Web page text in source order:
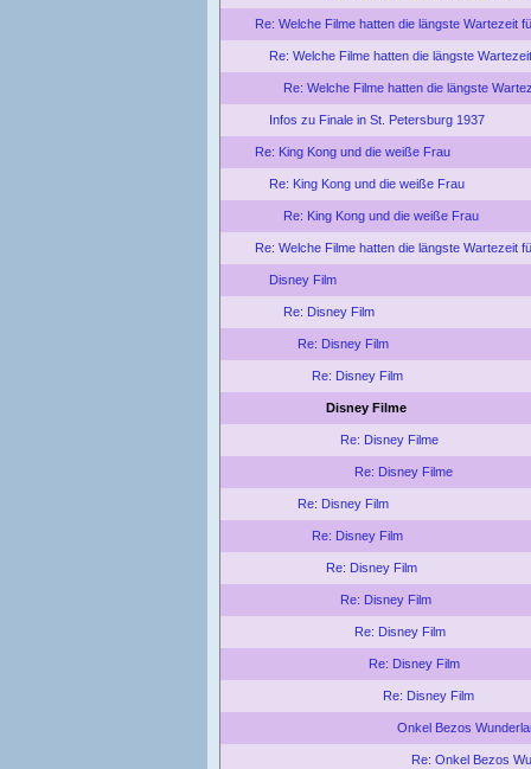
Re: Welche Filme hatten die längste Wartezeit
Re: Welche Filme hatten die längste
Re: Welche Filme hatten die längste
Infos zu Finale in St. Petersburg 1937
Re: King Kong und die weiße Frau
Re: King Kong und die weiße Frau
Re: King Kong und die weiße Frau
Re: Welche Filme hatten die längste Wartezeit
Disney Film
Re: Disney Film
Re: Disney Film
Re: Disney Film
Disney Filme
Re: Disney Filme
Re: Disney Filme
Re: Disney Film
Re: Disney Film
Re: Disney Film
Re: Disney Film
Re: Disney Film
Re: Disney Film
Re: Disney Film
Onkel Bezos
Re: Onkel Bezos